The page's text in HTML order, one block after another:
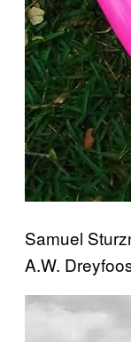
Samuel
A.W.